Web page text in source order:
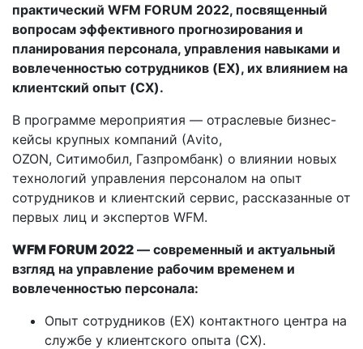
практический WFM FORUM 2022, посвященный
вопросам эффективного прогнозирования и
планирования персонала, управления навыками и
вовлеченностью сотрудников (EX), их влиянием на
клиентский опыт (CX).
В программе мероприятия — отраслевые бизнес-
кейсы крупных компаний (Аvito,
OZON, Ситимобил, Газпромбанк) о влиянии новых
технологий управления персоналом на опыт
сотрудников и клиентский сервис, рассказанные от
первых лиц и экспертов WFM.
WFM FORUM 2022 — современный и актуальный
взгляд на управление рабочим временем и
вовлеченностью персонала:
Опыт сотрудников (EX) контактного центра на
службе у клиентского опыта (CX).